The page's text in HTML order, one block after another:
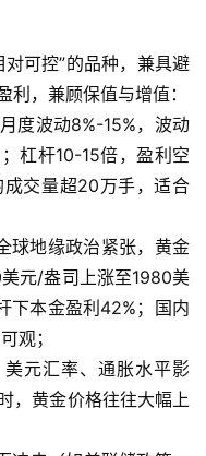
可控”的品种，兼具避
，兼顾保值与增值：
度波动8%-15%，波动
杠杆10-15倍，盈利空
交量超20万手，适合
地缘政治紧张，黄金
元/盎司上涨至1980美
下本金盈利42%；国内
观；
元汇率、通胀水平影
，黄金价格往往大幅上